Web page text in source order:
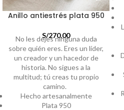
Anillo antiestrés plata 950
S/270.00
No les dejes ninguna duda
sobre quién eres. Eres un líder,
un creador y un hacedor de
historia. No sigues a la
multitud; tú creas tu propio
camino.
Hecho artesanalmente
Plata 950